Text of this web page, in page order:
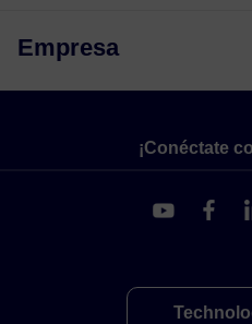
Empresa
¡Conéctate